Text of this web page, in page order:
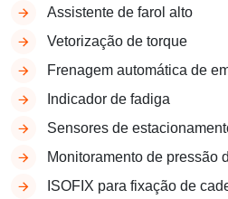
Assistente de farol alto
Vetorização de torque
Frenagem automática de
Indicador de fadiga
Sensores de
Monitoramento de pressão
ISOFIX para fixação de